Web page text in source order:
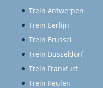
Trein Antwerpen
Trein Berlijn
Trein Brussel
Trein Düsseldorf
Trein Frankfurt
Trein Keulen